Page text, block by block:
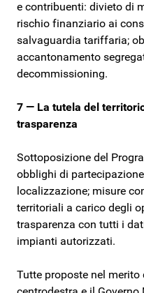
e contribuenti: divieto di
rischio finanziario ai
salvaguardia tariffaria;
accantonamento
decommissioning.
7 — La tutela del
trasparenza
Sottoposizione del
obblighi di
localizzazione; misure
territoriali a carico degli
trasparenza con tutti i
impianti autorizzati.
Tutte proposte nel